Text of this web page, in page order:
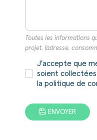
Toutes les informations
projet. (adresse,
J'accepte que
soient
la politique de
ENVOYER